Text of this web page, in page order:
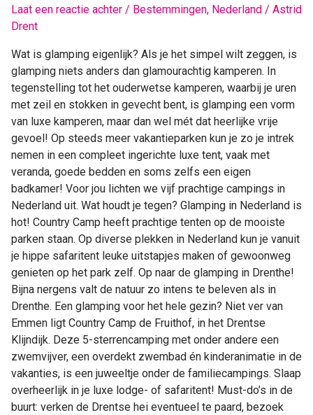
Laat een reactie achter / Bestemmingen, Nederland / Astrid
Drent
Wat is glamping eigenlijk? Als je het simpel wilt zeggen, is
glamping niets anders dan glamourachtig kamperen. In
tegenstelling tot het ouderwetse kamperen, waarbij je uren
met zeil en stokken in gevecht bent, is glamping een vorm
van luxe kamperen, maar dan wel mét dat heerlijke vrije
gevoel! Op steeds meer vakantieparken kun je zo je intrek
nemen in een compleet ingerichte luxe tent, vaak met
veranda, goede bedden en soms zelfs een eigen
badkamer! Voor jou lichten we vijf prachtige campings in
Nederland uit. Wat houdt je tegen? Glamping in Nederland is
hot! Country Camp heeft prachtige tenten op de mooiste
parken staan. Op diverse plekken in Nederland kun je vanuit
je hippe safaritent leuke uitstapjes maken of gewoonweg
genieten op het park zelf. Op naar de glamping in Drenthe!
Bijna nergens valt de natuur zo intens te beleven als in
Drenthe. Een glamping voor het hele gezin? Niet ver van
Emmen ligt Country Camp de Fruithof, in het Drentse
Klijndijk. Deze 5-sterrencamping met onder andere een
zwemvijver, een overdekt zwembad én kinderanimatie in de
vakanties, is een juweeltje onder de familiecampings. Slaap
overheerlijk in je luxe lodge- of safaritent! Must-do’s in de
buurt: verken de Drentse hei eventueel te paard, bezoek